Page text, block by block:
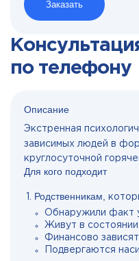
Заказать
по телефону
Описание
Экстренная
зависимых людей в
круглосуточной
Для кого подходит
Родственникам,
Обнаружили факт
Живут в
Финансово
Подвергаются